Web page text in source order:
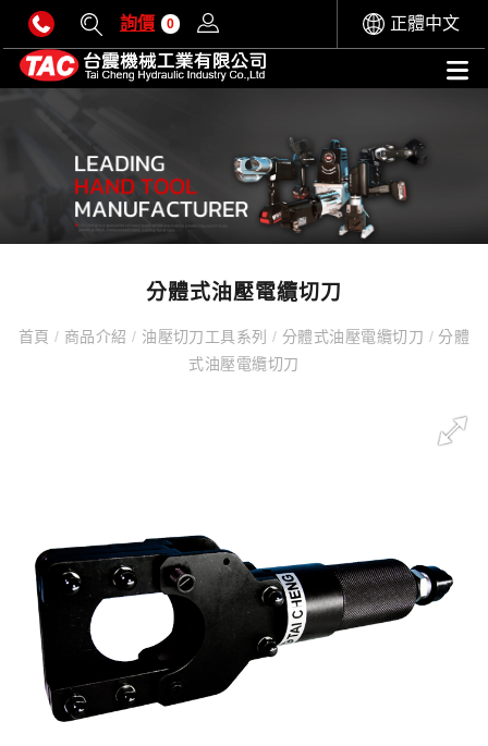
詢價 0 正體中文
分體式油壓電纜切刀
首頁/ 商品介紹/ 油壓切刀工具系列/ 分體式油壓電纜切刀 /分體
式油壓電纜切刀